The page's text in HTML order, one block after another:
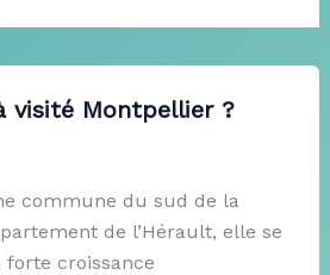
visité Montpellier ?
commune du sud de la
de l’Hérault, elle se
forte croissance